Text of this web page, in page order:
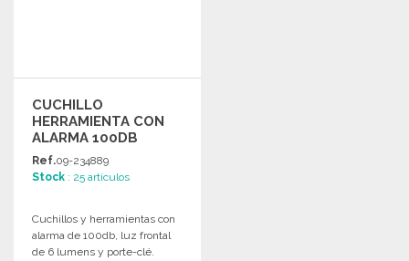
CUCHILLO
HERRAMIENTA CON
ALARMA 100DB
65MM A PRECIOS DE
MAYORISTA
Ref.09-234889
Stock : 25 artículos
Cuchillos y herramientas con
alarma de 100db, luz frontal
de 6 lumens y porte-clé.